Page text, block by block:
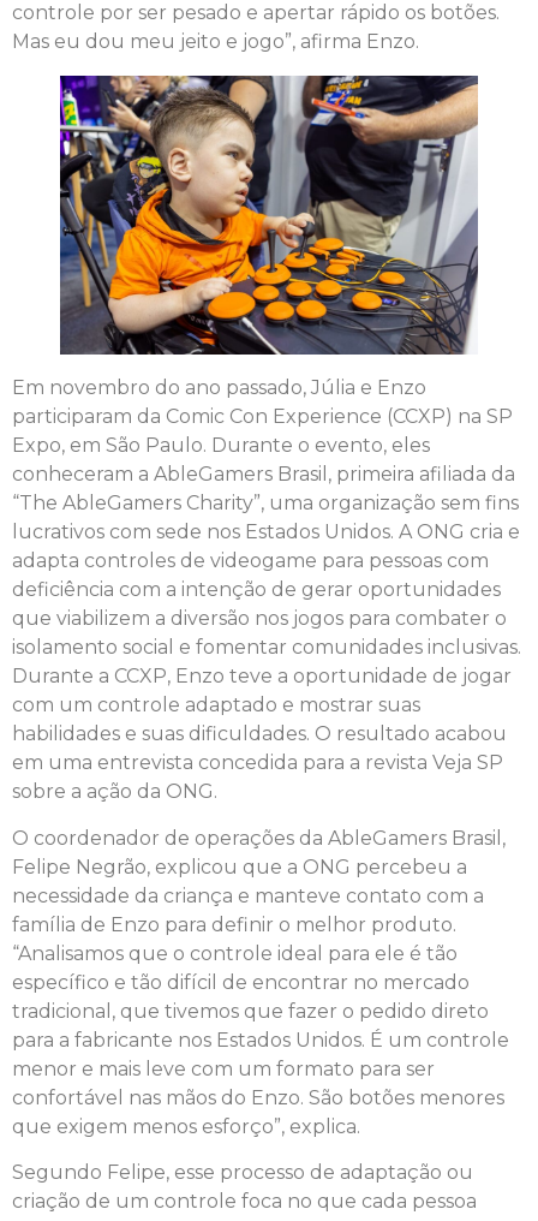
controle por ser pesado e apertar rápido os botões.
Mas eu dou meu jeito e jogo”, afirma Enzo.
Em novembro do ano passado, Júlia e Enzo
participaram da Comic Con Experience (CCXP) na SP
Expo, em São Paulo. Durante o evento, eles
conheceram a AbleGamers Brasil, primeira afiliada da
“The AbleGamers Charity”, uma organização sem fins
lucrativos com sede nos Estados Unidos. A ONG cria e
adapta controles de videogame para pessoas com
deficiência com a intenção de gerar oportunidades
que viabilizem a diversão nos jogos para combater o
isolamento social e fomentar comunidades inclusivas.
Durante a CCXP, Enzo teve a oportunidade de jogar
com um controle adaptado e mostrar suas
habilidades e suas dificuldades. O resultado acabou
em uma entrevista concedida para a revista Veja SP
sobre a ação da ONG.
O coordenador de operações da AbleGamers Brasil,
Felipe Negrão, explicou que a ONG percebeu a
necessidade da criança e manteve contato com a
família de Enzo para definir o melhor produto.
“Analisamos que o controle ideal para ele é tão
específico e tão difícil de encontrar no mercado
tradicional, que tivemos que fazer o pedido direto
para a fabricante nos Estados Unidos. É um controle
menor e mais leve com um formato para ser
confortável nas mãos do Enzo. São botões menores
que exigem menos esforço”, explica.
Segundo Felipe, esse processo de adaptação ou
criação de um controle foca no que cada pessoa